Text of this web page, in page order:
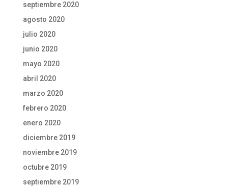
septiembre 2020
agosto 2020
julio 2020
junio 2020
mayo 2020
abril 2020
marzo 2020
febrero 2020
enero 2020
diciembre 2019
noviembre 2019
octubre 2019
septiembre 2019